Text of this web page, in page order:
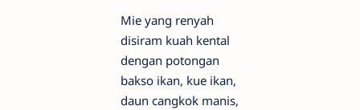
Mie yang renyah
disiram kuah kental
dengan potongan
bakso ikan, kue ikan,
daun cangkok manis,